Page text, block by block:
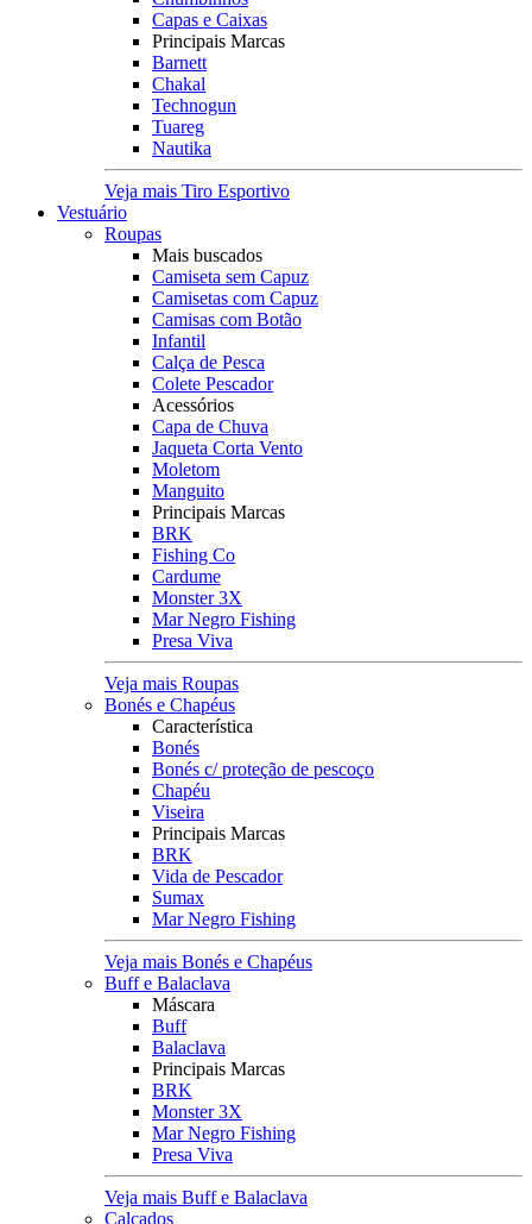
Capas e Caixas
Principais Marcas
Barnett
Chakal
Technogun
Tuareg
Nautika
Veja mais Tiro Esportivo
Vestuário
Roupas
Mais buscados
Camiseta sem Capuz
Camisetas com Capuz
Camisas com Botão
Infantil
Calça de Pesca
Colete Pescador
Acessórios
Capa de Chuva
Jaqueta Corta Vento
Moletom
Manguito
Principais Marcas
BRK
Fishing Co
Cardume
Monster 3X
Mar Negro Fishing
Presa Viva
Veja mais Roupas
Bonés e Chapéus
Característica
Bonés
Bonés c/ proteção de pescoço
Chapéu
Viseira
Principais Marcas
BRK
Vida de Pescador
Sumax
Mar Negro Fishing
Veja mais Bonés e Chapéus
Buff e Balaclava
Máscara
Buff
Balaclava
Principais Marcas
BRK
Monster 3X
Mar Negro Fishing
Presa Viva
Veja mais Buff e Balaclava
Calçados